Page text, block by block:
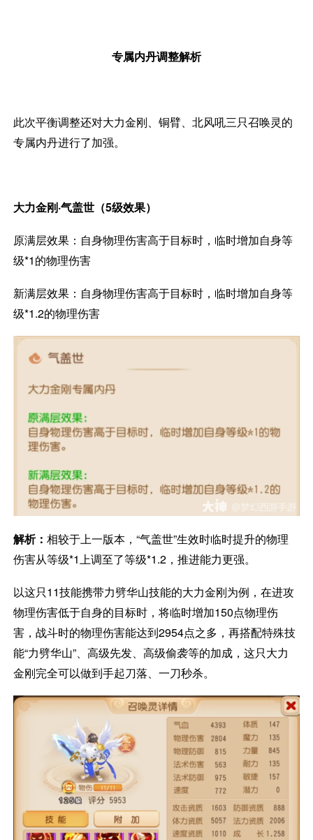
专属内丹调整解析
此次平衡调整还对大力金刚、铜臂、北风吼三只召唤灵的
专属内丹进行了加强。
大力金刚·气盖世（5级效果）
原满层效果：自身物理伤害高于目标时，临时增加自身等
级*1的物理伤害
新满层效果：自身物理伤害高于目标时，临时增加自身等
级*1.2的物理伤害
解析：相较于上一版本，“气盖世”生效时临时提升的物理
伤害从等级*1上调至了等级*1.2，推进能力更强。
以这只11技能携带力劈华山技能的大力金刚为例，在进攻
物理伤害低于自身的目标时，将临时增加150点物理伤
害，战斗时的物理伤害能达到2954点之多，再搭配特殊技
能“力劈华山”、高级先发、高级偷袭等的加成，这只大力
金刚完全可以做到手起刀落、一刀秒杀。